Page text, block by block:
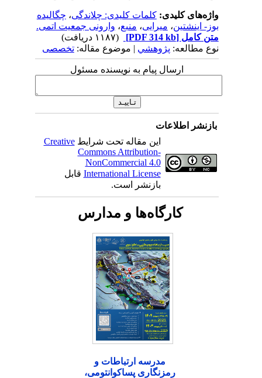
واژه‌های کلیدی:کلمات کلیدی: چلاندگی،چگالیده
بوز- اینشتین،میرایی،منبع،وارونی جمعیت اتمی.
متن کامل[PDF 314 kb]
نوع مطالعه:پژوهشي| موضوع مقاله:تخصصی
ارسال پیام به نویسنده مسئول
بازنشر اطلاعات
این مقاله تحت شرایطCreative
Commons Attribution-
NonCommercial 4.0
International Licenseقابل
بازنشر است.
کارگاه‌ها و مدارس
مدرسه ارتباطات و
رمزنگاری پساکوانتومی،